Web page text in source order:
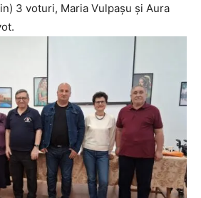
3 voturi, Maria Vulpașu și Aura